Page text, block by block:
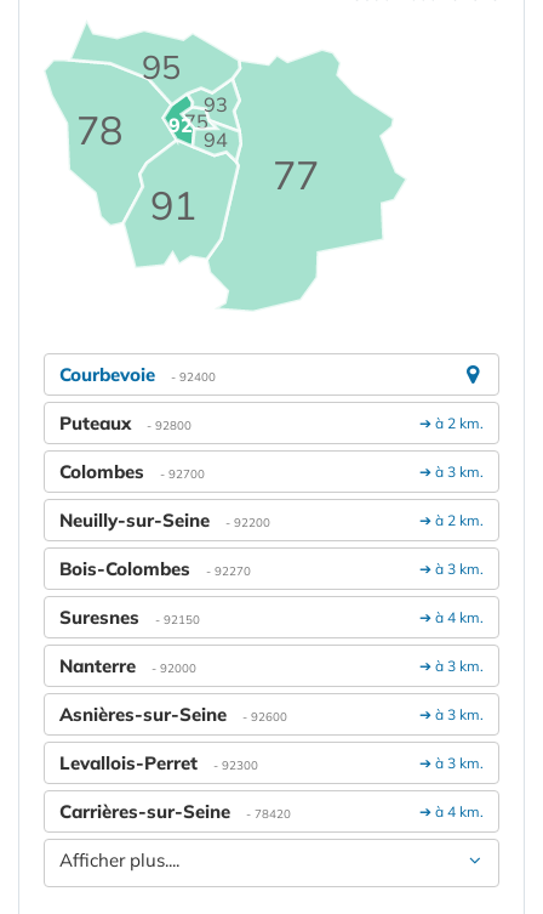
75
77
78
91
92
93
94
95
Courbevoie - 92400
➔ à 2 km.
Puteaux - 92800
➔ à 3 km.
Colombes - 92700
➔ à 2 km.
Neuilly-sur-Seine - 92200
➔ à 3 km.
Bois-Colombes - 92270
➔ à 4 km.
Suresnes - 92150
➔ à 3 km.
Nanterre - 92000
➔ à 3 km.
Asnières-sur-Seine - 92600
➔ à 3 km.
Levallois-Perret - 92300
➔ à 4 km.
Carrières-sur-Seine - 78420
Afficher plus....